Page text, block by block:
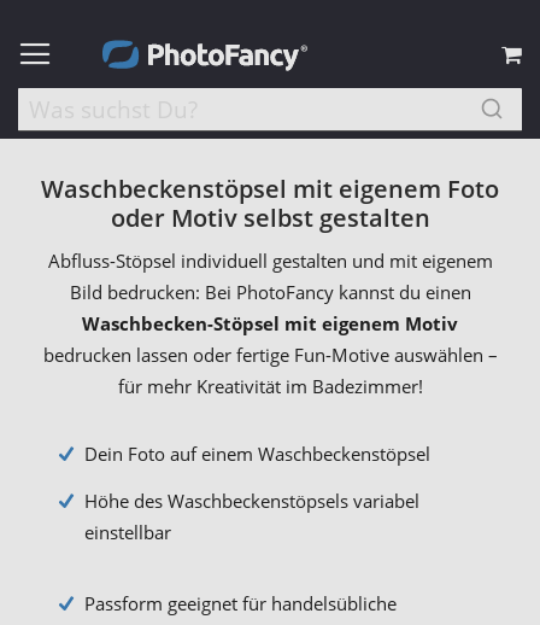
Waschbeckenstöpsel mit eigenem Foto
oder Motiv selbst gestalten
Abfluss-Stöpsel individuell gestalten und mit eigenem
Bild bedrucken: Bei PhotoFancy kannst du einen
Waschbecken-Stöpsel mit eigenem Motiv
bedrucken lassen oder fertige Fun-Motive auswählen –
für mehr Kreativität im Badezimmer!
Dein Foto auf einem Waschbeckenstöpsel
Höhe des Waschbeckenstöpsels variabel
einstellbar
Passform geeignet für handelsübliche